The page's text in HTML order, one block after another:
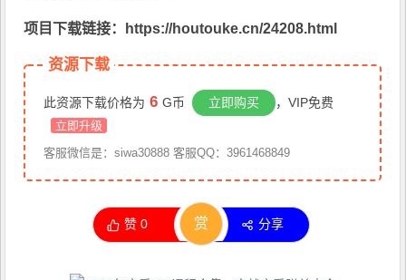
项目下载链接：https://houtouke.cn/24208.html
资源下载
此资源下载价格为 6 G币 立即购买 ，VIP免费
立即升级
客服微信是：siwa30888 客服QQ：3961468849
赞0 赏 分享